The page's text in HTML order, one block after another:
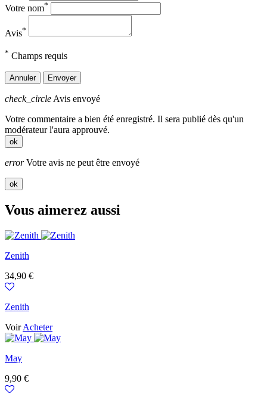
Votre nom*
Avis*
* Champs requis
Annuler Envoyer
check_circle Avis envoyé
Votre commentaire a bien été enregistré. Il sera publié dès qu'un
modérateur l'aura approuvé.
ok
errorVotre avis ne peut être envoyé
ok
Vous aimerez aussi
Zenith
Prix
34,90 €
Zenith
VoirAcheter
May
Prix
9,90 €